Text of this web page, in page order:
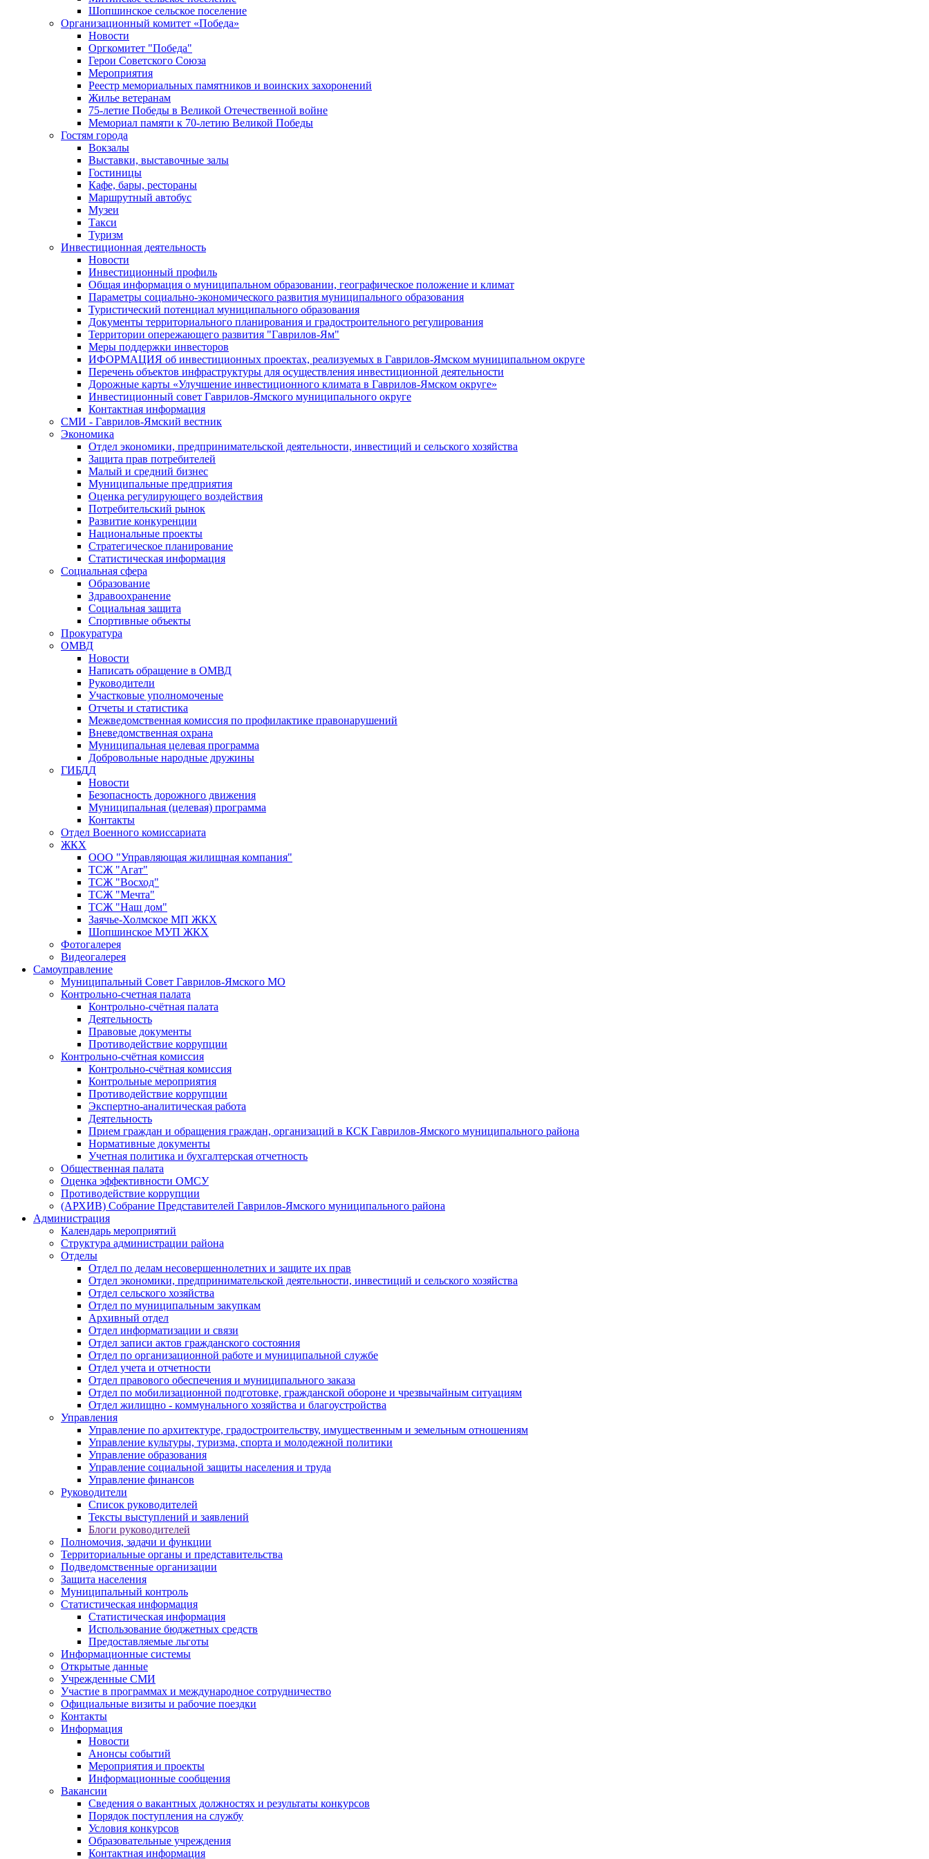
Шопшинское сельское поселение
Организационный комитет «Победа»
Новости
Оргкомитет "Победа"
Герои Советского Союза
Мероприятия
Реестр мемориальных памятников и воинских захоронений
Жилье ветеранам
75-летие Победы в Великой Отечественной войне
Мемориал памяти к 70-летию Великой Победы
Гостям города
Вокзалы
Выставки, выставочные залы
Гостиницы
Кафе, бары, рестораны
Маршрутный автобус
Музеи
Такси
Туризм
Инвестиционная деятельность
Новости
Инвестиционный профиль
Общая информация о муниципальном образовании, географическое положение и климат
Параметры социально-экономического развития муниципального образования
Туристический потенциал муниципального образования
Документы территориального планирования и градостроительного регулирования
Территории опережающего развития "Гаврилов-Ям"
Меры поддержки инвесторов
ИФОРМАЦИЯ об инвестиционных проектах, реализуемых в Гаврилов-Ямском муниципальном округе
Перечень объектов инфраструктуры для осуществления инвестиционной деятельности
Дорожные карты «Улучшение инвестиционного климата в Гаврилов-Ямском округе»
Инвестиционный совет Гаврилов-Ямского муниципального округе
Контактная информация
СМИ - Гаврилов-Ямский вестник
Экономика
Отдел экономики, предпринимательской деятельности, инвестиций и сельского хозяйства
Защита прав потребителей
Малый и средний бизнес
Муниципальные предприятия
Оценка регулирующего воздействия
Потребительский рынок
Развитие конкуренции
Национальные проекты
Стратегическое планирование
Статистическая информация
Социальная сфера
Образование
Здравоохранение
Социальная защита
Спортивные объекты
Прокуратура
ОМВД
Новости
Написать обращение в ОМВД
Руководители
Участковые уполномоченые
Отчеты и статистика
Межведомственная комиссия по профилактике правонарушений
Вневедомственная охрана
Муниципальная целевая программа
Добровольные народные дружины
ГИБДД
Новости
Безопасность дорожного движения
Муниципальная (целевая) программа
Контакты
Отдел Военного комиссариата
ЖКХ
ООО "Управляющая жилищная компания"
ТСЖ "Агат"
ТСЖ "Восход"
ТСЖ "Мечта"
ТСЖ "Наш дом"
Заячье-Холмское МП ЖКХ
Шопшинское МУП ЖКХ
Фотогалерея
Видеогалерея
Самоуправление
Муниципальный Совет Гаврилов-Ямского МО
Контрольно-счетная палата
Контрольно-счётная палата
Деятельность
Правовые документы
Противодействие коррупции
Контрольно-счётная комиссия
Контрольно-счётная комиссия
Контрольные мероприятия
Противодействие коррупции
Экспертно-аналитическая работа
Деятельность
Прием граждан и обращения граждан, организаций в КСК Гаврилов-Ямского муниципального района
Нормативные документы
Учетная политика и бухгалтерская отчетность
Общественная палата
Оценка эффективности ОМСУ
Противодействие коррупции
(АРХИВ) Собрание Представителей Гаврилов-Ямского муниципального района
Администрация
Календарь мероприятий
Структура администрации района
Отделы
Отдел по делам несовершеннолетних и защите их прав
Отдел экономики, предпринимательской деятельности, инвестиций и сельского хозяйства
Отдел сельского хозяйства
Отдел по муниципальным закупкам
Архивный отдел
Отдел информатизации и связи
Отдел записи актов гражданского состояния
Отдел по организационной работе и муниципальной службе
Отдел учета и отчетности
Отдел правового обеспечения и муниципального заказа
Отдел по мобилизационной подготовке, гражданской обороне и чрезвычайным ситуациям
Отдел жилищно - коммунального хозяйства и благоустройства
Управления
Управление по архитектуре, градостроительству, имущественным и земельным отношениям
Управление культуры, туризма, спорта и молодежной политики
Управление образования
Управление социальной защиты населения и труда
Управление финансов
Руководители
Список руководителей
Тексты выступлений и заявлений
Блоги руководителей
Полномочия, задачи и функции
Территориальные органы и представительства
Подведомственные организации
Защита населения
Муниципальный контроль
Статистическая информация
Статистическая информация
Использование бюджетных средств
Предоставляемые льготы
Информационные системы
Открытые данные
Учрежденные СМИ
Участие в программах и международное сотрудничество
Официальные визиты и рабочие поездки
Контакты
Информация
Новости
Анонсы событий
Мероприятия и проекты
Информационные сообщения
Вакансии
Сведения о вакантных должностях и результаты конкурсов
Порядок поступления на службу
Условия конкурсов
Образовательные учреждения
Контактная информация